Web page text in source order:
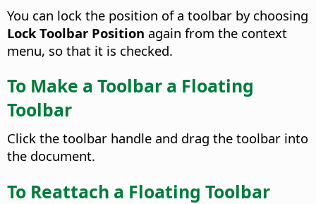
You can lock the position of a toolbar by choosing
Lock Toolbar Position again from the context
menu, so that it is checked.
To Make a Toolbar a Floating
Toolbar
Click the toolbar handle and drag the toolbar into
the document.
To Reattach a Floating Toolbar